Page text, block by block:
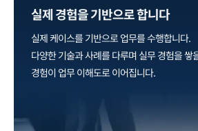
실제 경험을 기반으로 합니다
실제 케이스를 기반으로 업무를 수행합니다.
다양한 기술과 사례를 다루며 실무 경험을 쌓
경험이 업무 이해도로 이어집니다.